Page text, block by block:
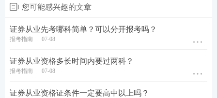
您可能感兴趣的文章
证券从业先考哪科简单？可以分开报考吗？
报考指南 07-08
证券从业资格多长时间内要过两科？
报考指南 07-08
证券从业资格证条件一定要高中以上吗？